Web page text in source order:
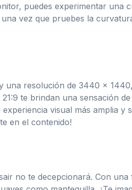
puedes experimentar una
vez que pruebes la
una resolución de 3440 ×
te brindan una sensación
visual más amplia y
en el contenido!
no te decepcionará. Con